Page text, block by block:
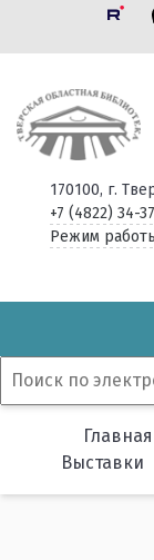
170100, г.
+7 (4822) 34-
Режим
Выставки